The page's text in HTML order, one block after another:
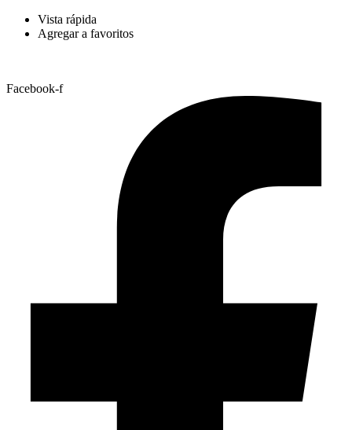
Vista rápida
Agregar a favoritos
Facebook-f